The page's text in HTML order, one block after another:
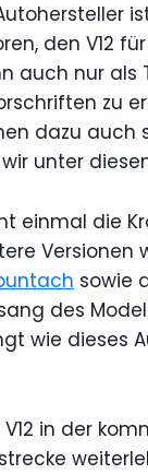
den V12
auch nur als
zu
dazu auch
unter
einmal die
Versionen
sowie
des
wie dieses
in der